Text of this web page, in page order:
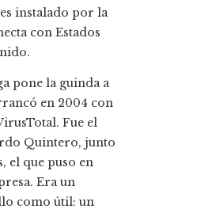
instalado por la
con Estados
pone la guinda a
en 2004 con
Fue el
Quintero, junto
el que puso en
Era un
como útil: un